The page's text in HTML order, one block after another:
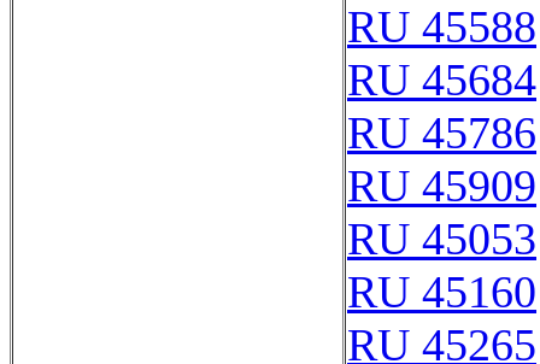
RU 45588
RU 45684
RU 45786
RU 45909
RU 45053
RU 45160
RU 45265